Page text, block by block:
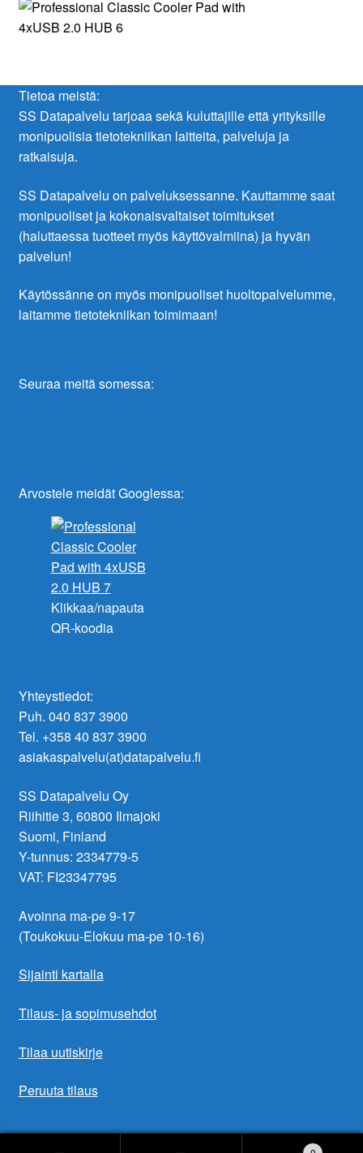
Tietoa meistä:
SS Datapalvelu tarjoaa sekä kuluttajille että yrityksille
monipuolisia tietotekniikan laitteita, palveluja ja
ratkaisuja.
SS Datapalvelu on palveluksessanne. Kauttamme saat
monipuoliset ja kokonaisvaltaiset toimitukset
(haluttaessa tuotteet myös käyttövalmiina) ja hyvän
palvelun!
Käytössänne on myös monipuoliset huoltopalvelumme,
laitamme tietotekniikan toimimaan!
Seuraa meitä somessa:
Arvostele meidät Googlessa:
Klikkaa/napauta
QR-koodia
Yhteystiedot:
Puh. 040 837 3900
Tel. +358 40 837 3900
asiakaspalvelu(at)datapalvelu.fi
SS Datapalvelu Oy
Riihitie 3, 60800 Ilmajoki
Suomi, Finland
Y-tunnus: 2334779-5
VAT: FI23347795
Avoinna ma-pe 9-17
(Toukokuu-Elokuu ma-pe 10-16)
Sijainti kartalla
Tilaus- ja sopimusehdot
Tilaa uutiskirje
Peruuta tilaus